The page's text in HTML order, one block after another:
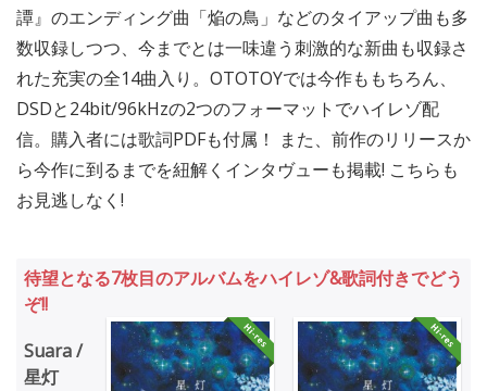
譚』のエンディング曲「焔の鳥」などのタイアップ曲も多
数収録しつつ、今までとは一味違う刺激的な新曲も収録さ
れた充実の全14曲入り。OTOTOYでは今作ももちろん、
DSDと24bit/96kHzの2つのフォーマットでハイレゾ配
信。購入者には歌詞PDFも付属！ また、前作のリリースか
ら今作に到るまでを紐解くインタヴューも掲載! こちらも
お見逃しなく!
待望となる7枚目のアルバムをハイレゾ&歌詞付きでどう
ぞ!!
Suara /
星灯